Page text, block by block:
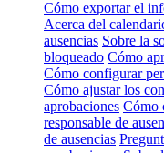
Cómo exportar el
Acerca del
ausencias Sobre la
bloqueado Cómo
Cómo configurar
Cómo ajustar los
aprobaciones Cómo
responsable de
de ausencias